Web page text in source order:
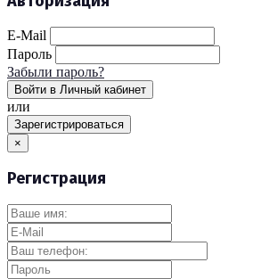
E-Mail
Пароль
Забыли пароль?
Войти в Личный кабинет
или
Зарегистрироваться
×
Регистрация